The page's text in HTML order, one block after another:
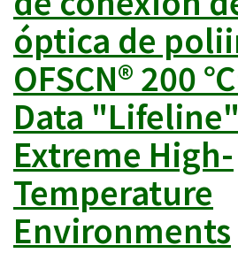
óptica de
OFSCN® 200
Data
Extreme High-
Temperature
Environments